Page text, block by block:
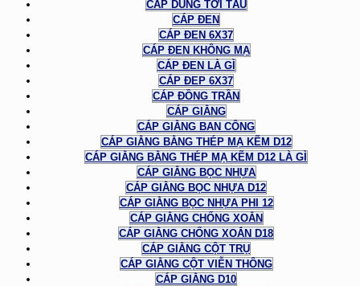
CÁP DÙNG TỜI TÀU
CÁP ĐEN
CÁP ĐEN 6X37
CÁP ĐEN KHÔNG MẠ
CÁP ĐEN LÀ GÌ
CÁP ĐEP 6X37
CÁP ĐỒNG TRẦN
CÁP GIẰNG
CÁP GIẰNG BAN CÔNG
CÁP GIẰNG BẰNG THÉP MẠ KẼM D12
CÁP GIẰNG BẰNG THÉP MẠ KẼM D12 LÀ GÌ
CÁP GIẰNG BỌC NHỰA
CÁP GIẰNG BỌC NHỰA D12
CÁP GIẰNG BỌC NHỰA PHI 12
CÁP GIẰNG CHỐNG XOẮN
CÁP GIẰNG CHỐNG XOẮN D18
CÁP GIẰNG CỘT TRỤ
CÁP GIẰNG CỘT VIỄN THÔNG
CÁP GIẰNG D10